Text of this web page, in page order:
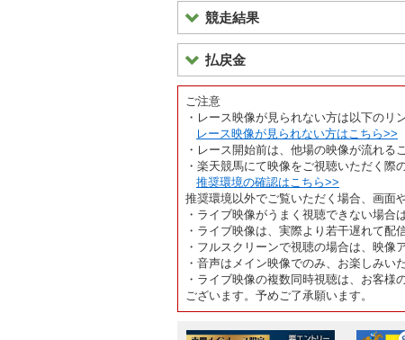
競走結果
払戻金
ご注意
・レース映像が見られない方は以下のリ
レース映像が見られない方はこちら>>
・レース開始前は、他場の映像が流れる
・楽天競馬にて映像をご視聴いただく際
推奨環境の確認はこちら>>
推奨環境以外でご覧いただく場合、画面
・ライブ映像がうまく視聴できない場合
・ライブ映像は、実際より若干遅れて配
・フルスクリーンで視聴の場合は、映像
・音声はメイン映像でのみ、お楽しみい
・ライブ映像の複数同時視聴は、お客
ございます。予めご了承願います。